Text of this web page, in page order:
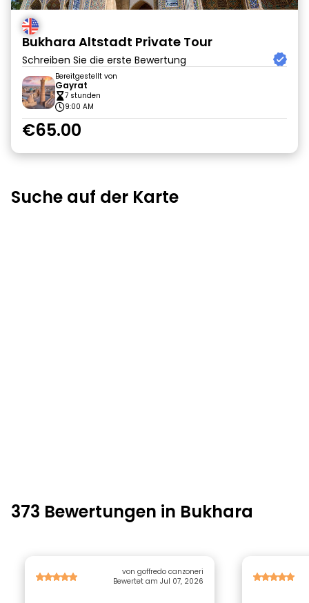
Bukhara Altstadt Private Tour
Schreiben Sie die erste Bewertung
Bereitgestellt von
Gayrat
7 stunden
9:00 AM
€65.00
Suche auf der Karte
373 Bewertungen in Bukhara
von goffredo canzoneri
Bewertet am Jul 07, 2026